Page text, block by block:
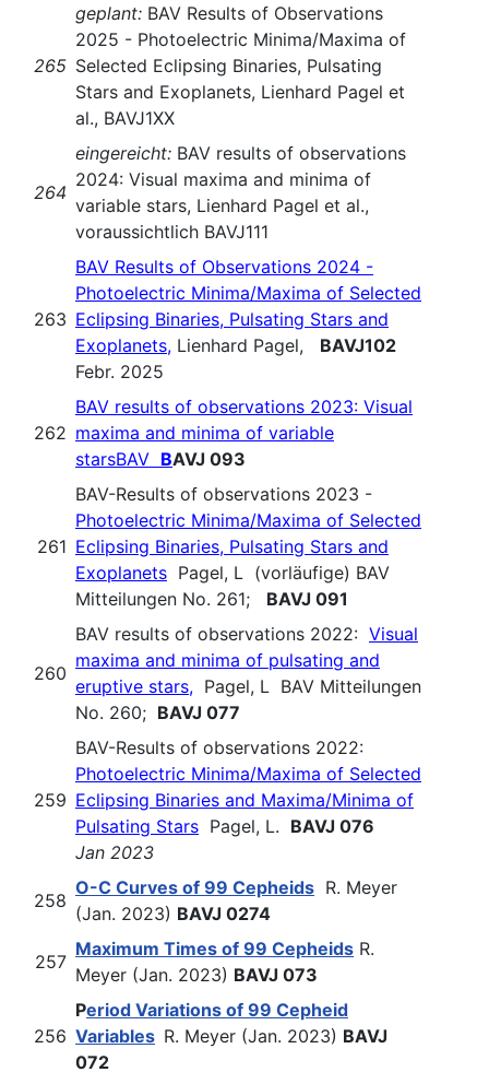
265
geplant: BAV Results of Observations
2025 - Photoelectric Minima/Maxima of
Selected Eclipsing Binaries, Pulsating
Stars and Exoplanets, Lienhard Pagel et
al., BAVJ1XX
264
eingereicht: BAV results of observations
2024: Visual maxima and minima of
variable stars, Lienhard Pagel et al.,
voraussichtlich BAVJ111
263
BAV Results of Observations 2024 -
Photoelectric Minima/Maxima of Selected
Eclipsing Binaries, Pulsating Stars and
Exoplanets, Lienhard Pagel, BAVJ102
Febr. 2025
262
BAV results of observations 2023: Visual
maxima and minima of variable
starsBAV BAVJ 093
261
BAV-Results of observations 2023 -
Photoelectric Minima/Maxima of Selected
Eclipsing Binaries, Pulsating Stars and
Exoplanets Pagel, L (vorläufige) BAV
Mitteilungen No. 261; BAVJ 091
260
BAV results of observations 2022: Visual
maxima and minima of pulsating and
eruptive stars, Pagel, L BAV Mitteilungen
No. 260; BAVJ 077
259
BAV-Results of observations 2022:
Photoelectric Minima/Maxima of Selected
Eclipsing Binaries and Maxima/Minima of
Pulsating Stars Pagel, L. BAVJ 076
Jan 2023
258
O-C Curves of 99 Cepheids R. Meyer
(Jan. 2023) BAVJ 0274
257
Maximum Times of 99 Cepheids R.
Meyer (Jan. 2023) BAVJ 073
256
Period Variations of 99 Cepheid
Variables R. Meyer (Jan. 2023) BAVJ
072